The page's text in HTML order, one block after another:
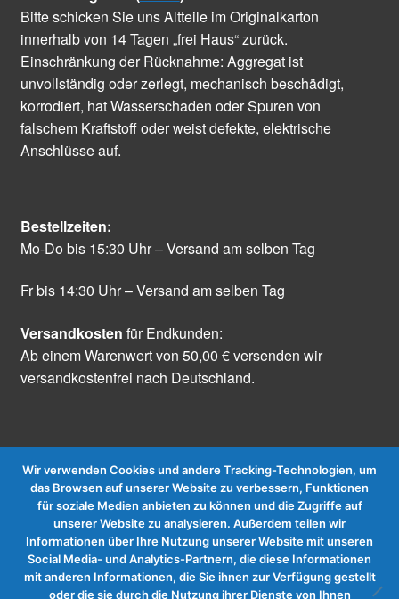
Bitte schicken Sie uns Altteile im Originalkarton
innerhalb von 14 Tagen „frei Haus“ zurück.
Einschränkung der Rücknahme: Aggregat ist
unvollständig oder zerlegt, mechanisch beschädigt,
korrodiert, hat Wasserschaden oder Spuren von
falschem Kraftstoff oder weist defekte, elektrische
Anschlüsse auf.
Bestellzeiten:
Mo-Do bis 15:30 Uhr – Versand am selben Tag
Fr bis 14:30 Uhr – Versand am selben Tag
Versandkosten für Endkunden:
Ab einem Warenwert von 50,00 € versenden wir
versandkostenfrei nach Deutschland.
Vertrag widerrufen
Wir verwenden Cookies und andere Tracking-Technologien, um
das Browsen auf unserer Website zu verbessern, Funktionen
für soziale Medien anbieten zu können und die Zugriffe auf
unserer Website zu analysieren. Außerdem teilen wir
Informationen über Ihre Nutzung unserer Website mit unseren
Social Media- und Analytics-Partnern, die diese Informationen
mit anderen Informationen, die Sie ihnen zur Verfügung gestellt
oder die sie durch die Nutzung ihrer Dienste von Ihnen